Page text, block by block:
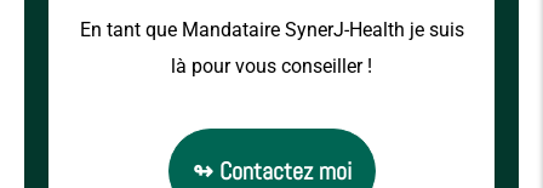
En tant que Mandataire SynerJ-Health je suis
là pour vous conseiller !
↬ Contactez moi